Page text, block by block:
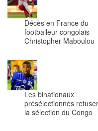
Décès en France du
footballeur congolais
Christopher Maboulou
Les binationaux
présélectionnés
la sélection du Congo